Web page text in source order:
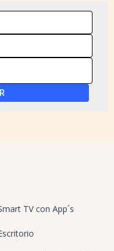
TV con App´s